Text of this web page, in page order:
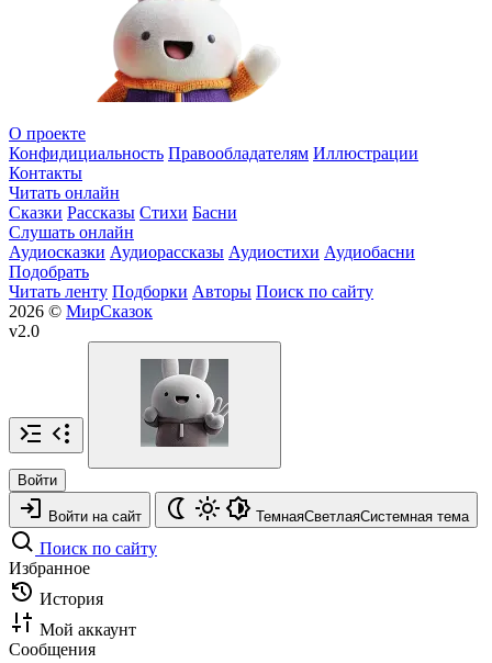
О проекте
Конфидициальность Правообладателям Иллюстрации
Контакты
Читать онлайн
Сказки Рассказы Стихи Басни
Слушать онлайн
Аудиосказки Аудиорассказы Аудиостихи Аудиобасни
Подобрать
Читать ленту Подборки Авторы Поиск по сайту
2026 © МирСказок
v2.0
Войти
Войти на сайт ТемнаяСветлаяСистемная тема
Поиск по сайту
Избранное
История
Мой аккаунт
Сообщения